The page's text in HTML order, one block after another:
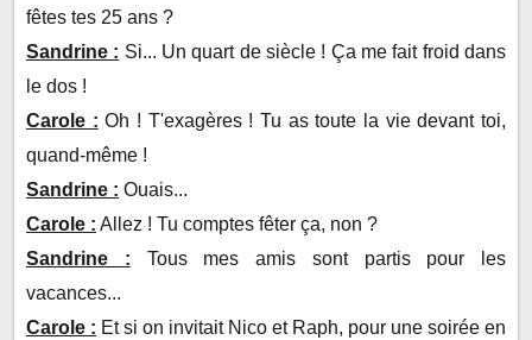
fêtes tes 25 ans ?
Sandrine : Si... Un quart de siècle ! Ça me fait froid dans
le dos !
Carole : Oh ! T'exagères ! Tu as toute la vie devant toi,
quand-même !
Sandrine : Ouais...
Carole : Allez ! Tu comptes fêter ça, non ?
Sandrine : Tous mes amis sont partis pour les
vacances...
Carole : Et si on invitait Nico et Raph, pour une soirée en